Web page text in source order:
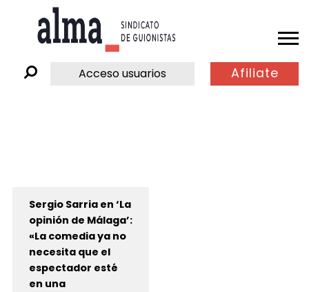
Acceso usuarios Afiliate
Sergio Sarria en ‘La
opinión de Málaga’:
«La comedia ya no
necesita que el
espectador esté
en una